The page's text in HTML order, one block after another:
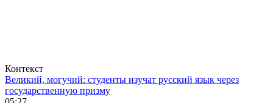
Контекст
Великий, могучий: студенты изучат русский язык через
государственную призму